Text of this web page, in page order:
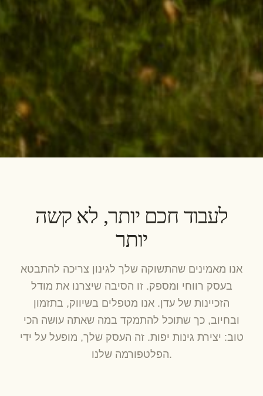
לעבוד חכם יותר, לא קשה
יותר
אנו מאמינים שהתשוקה שלך לגינון צריכה להתבטא
בעסק רווחי ומספק. זו הסיבה שיצרנו את מודל
הזכיינות של עדן. אנו מטפלים בשיווק, בתזמון
ובחיוב, כך שתוכל להתמקד במה שאתה עושה הכי
טוב: יצירת גינות יפות. זה העסק שלך, מופעל על ידי
הפלטפורמה שלנו.